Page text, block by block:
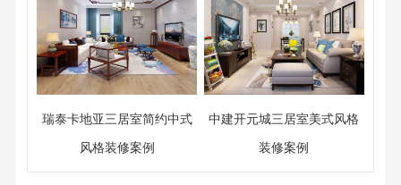
瑞泰卡地亚三居室简约中式
风格装修案例
中建开元城三居室美式风格
装修案例